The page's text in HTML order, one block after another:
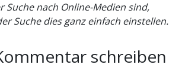
Suche nach Online-Medien sind,
Suche dies ganz einfach einstellen.
schreiben